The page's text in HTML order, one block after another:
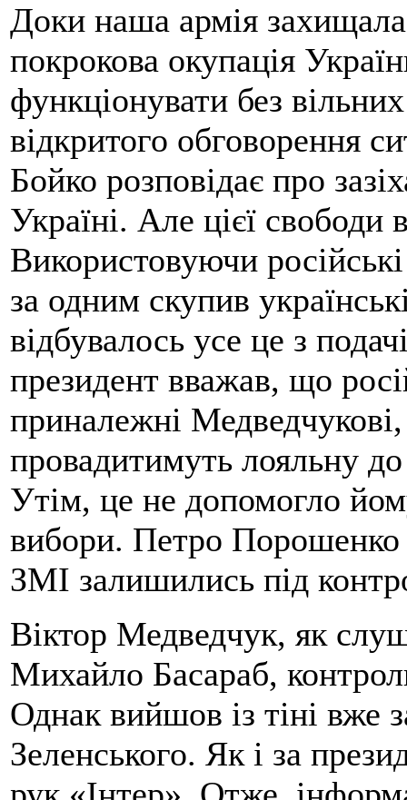
Доки наша армія захищала
покрокова окупація
функціонувати без
відкритого обговорення
Бойко розповідає про
Україні. Але цієї свободи
Використовуючи
за одним скупив
відбувалось усе це з
президент вважав, що
приналежні
провадитимуть лояльну
Утім, це не допомогло
вибори. Петро Порошенко
ЗМІ залишились під
Віктор Медведчук, як
Михайло Басараб,
Однак вийшов із тіні вже
Зеленського. Як і за